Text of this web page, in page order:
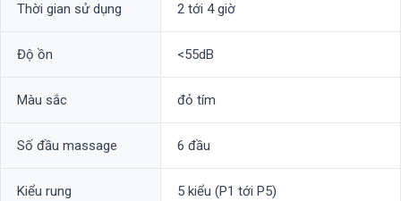
Thời gian sử dụng 2 tới 4 giờ
Độ ồn <55dB
Màu sắc đỏ tím
Số đầu massage 6 đầu
Kiểu rung 5 kiểu (P1 tới P5)